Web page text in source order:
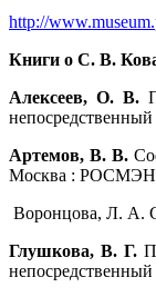
http://
Книги о С. В.
Алексеев, О. В.
Артемов, В. В.
Москва :
Воронцова, Л. А.
Глушкова, В. Г.